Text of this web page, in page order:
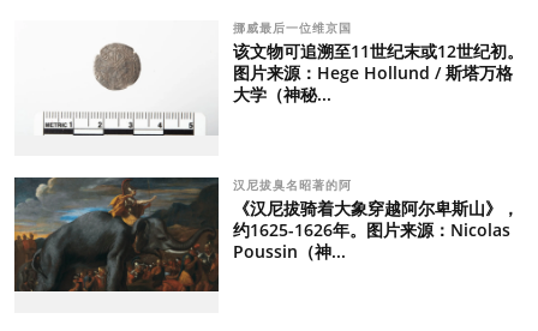
挪威最后一位维京国
该文物可追溯至11世纪末或12世纪初。
图片来源：Hege Hollund / 斯塔万格
大学（神秘...
汉尼拔臭名昭著的阿
《汉尼拔骑着大象穿越阿尔卑斯山》，
约1625-1626年。图片来源：Nicolas
Poussin（神...